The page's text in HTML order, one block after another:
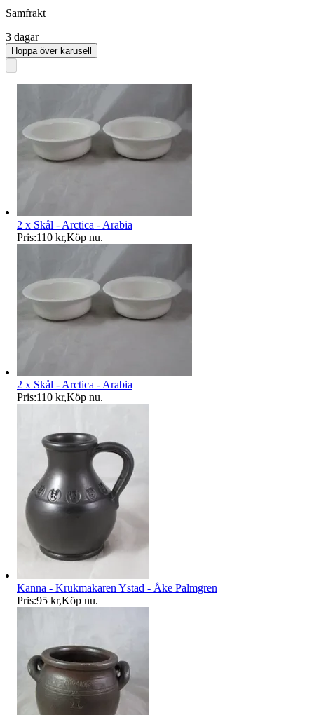
Samfrakt
3 dagar
Hoppa över karusell
2 x Skål - Arctica - Arabia
Pris:110 kr,Köp nu.
2 x Skål - Arctica - Arabia
Pris:110 kr,Köp nu.
Kanna - Krukmakaren Ystad - Åke Palmgren
Pris:95 kr,Köp nu.